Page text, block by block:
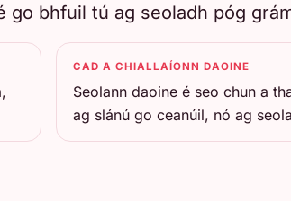
bhfuil tú ag seoladh póg
CAD A CHIALLAÍONN DAOINE
Seolann daoine é seo chun a
ag slánú go ceanúil, nó ag